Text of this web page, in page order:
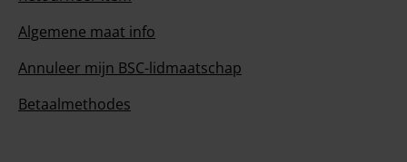
Algemene maat info
Annuleer mijn BSC-lidmaatschap
Betaalmethodes